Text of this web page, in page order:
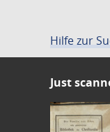
Hilfe zur
Just